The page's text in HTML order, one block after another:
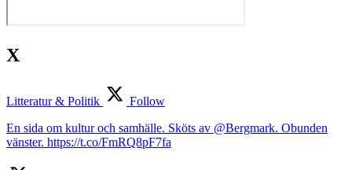
X
Litteratur & Politik
Follow
En sida om kultur och samhälle. Sköts av @Bergmark. Obunden
vänster. https://t.co/FmRQ8pF7fa